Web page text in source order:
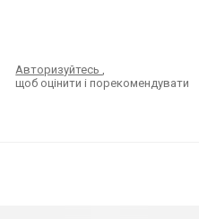
Авторизуйтесь
щоб оцінити і порекомендувати